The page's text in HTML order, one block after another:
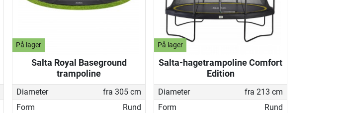
På lager
Salta Royal Baseground
trampoline
Diameter
fra 305 cm
Form
Rund
På lager
Salta-hagetrampoline Comfort
Edition
Diameter
fra 213 cm
Form
Rund